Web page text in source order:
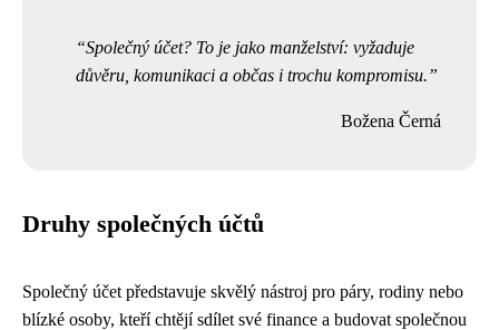
Společný účet? To je jako manželství: vyžaduje
důvěru, komunikaci a občas i trochu kompromisu.
Božena Černá
Druhy společných účtů
Společný účet představuje skvělý nástroj pro páry, rodiny nebo
blízké osoby, kteří chtějí sdílet své finance a budovat společnou